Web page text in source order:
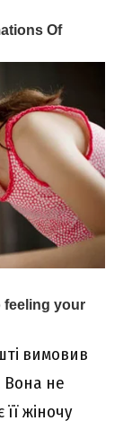
вимовив
Вона не
жіночу